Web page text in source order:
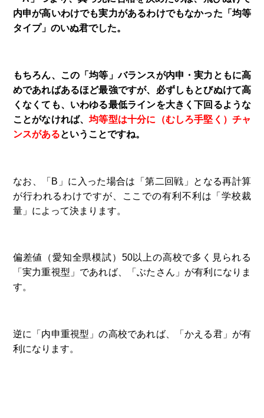
内申が高いわけでも実力があるわけでもなかった「均等
タイプ」のいぬ君でした。
もちろん、この「均等」バランスが内申・実力ともに高
めであればあるほど最強ですが、必ずしもとびぬけて高
くなくても、いわゆる最低ラインを大きく下回るような
ことがなければ、均等型は十分に（むしろ手堅く）チャ
ンスがあるということですね。
なお、「B」に入った場合は「第二回戦」となる再計算
が行われるわけですが、ここでの有利不利は「学校裁
量」によって決まります。
偏差値（愛知全県模試）50以上の高校で多く見られる
「実力重視型」であれば、「ぶたさん」が有利になりま
す。
逆に「内申重視型」の高校であれば、「かえる君」が有
利になります。